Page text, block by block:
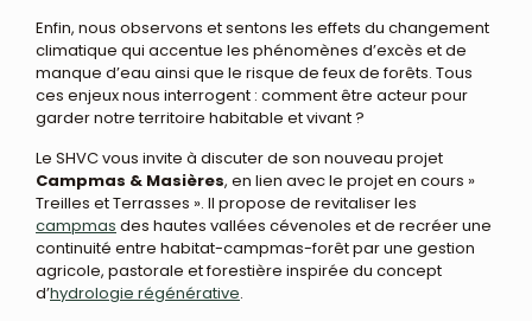
Enfin, nous observons et sentons les effets du changement
climatique qui accentue les phénomènes d’excès et de
manque d’eau ainsi que le risque de feux de forêts. Tous
ces enjeux nous interrogent : comment être acteur pour
garder notre territoire habitable et vivant ?
Le SHVC vous invite à discuter de son nouveau projet
Campmas & Masières, en lien avec le projet en cours »
Treilles et Terrasses ». Il propose de revitaliser les
campmas des hautes vallées cévenoles et de recréer une
continuité entre habitat-campmas-forêt par une gestion
agricole, pastorale et forestière inspirée du concept
d’hydrologie régénérative.